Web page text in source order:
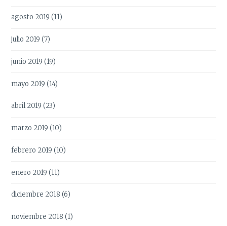
agosto 2019 (11)
julio 2019 (7)
junio 2019 (19)
mayo 2019 (14)
abril 2019 (23)
marzo 2019 (10)
febrero 2019 (10)
enero 2019 (11)
diciembre 2018 (6)
noviembre 2018 (1)